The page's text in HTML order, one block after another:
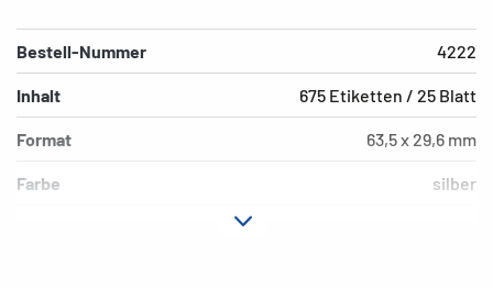
Bestell-Nummer 4222
Inhalt 675 Etiketten / 25 Blatt
Format 63,5 x 29,6 mm
Farbe silber